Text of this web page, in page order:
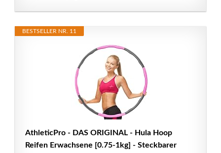
BESTSELLER NR. 11
AthleticPro - DAS ORIGINAL - Hula Hoop
Reifen Erwachsene [0.75-1kg] - Steckbarer